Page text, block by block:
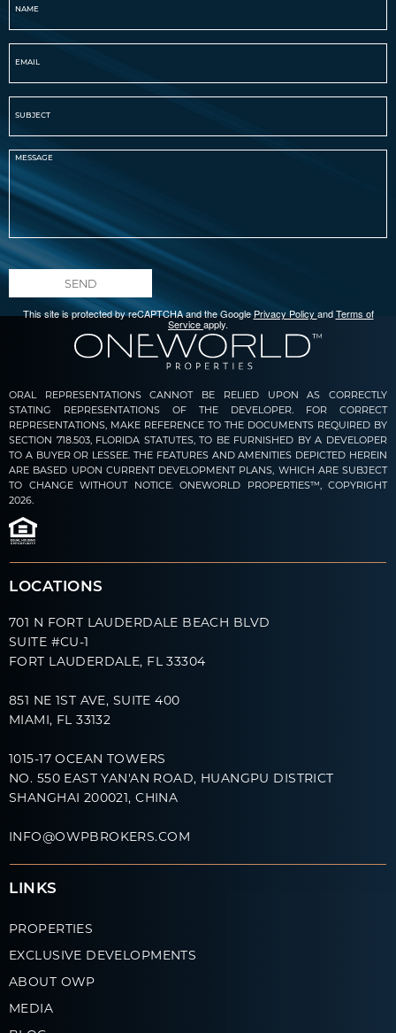
SEND
This site is protected by reCAPTCHA and the Google Privacy PolicyandTerms of
Serviceapply.
ORAL REPRESENTATIONS CANNOT BE RELIED UPON AS CORRECTLY
STATING REPRESENTATIONS OF THE DEVELOPER. FOR CORRECT
REPRESENTATIONS, MAKE REFERENCE TO THE DOCUMENTS REQUIRED BY
SECTION 718.503, FLORIDA STATUTES, TO BE FURNISHED BY A DEVELOPER
TO A BUYER OR LESSEE. THE FEATURES AND AMENITIES DEPICTED HEREIN
ARE BASED UPON CURRENT DEVELOPMENT PLANS, WHICH ARE SUBJECT
TO CHANGE WITHOUT NOTICE. ONEWORLD PROPERTIES™, COPYRIGHT
2026.
LOCATIONS
701 N FORT LAUDERDALE BEACH BLVD
SUITE #CU-1
FORT LAUDERDALE, FL 33304
851 NE 1ST AVE, SUITE 400
MIAMI, FL 33132
1015-17 OCEAN TOWERS
NO. 550 EAST YAN'AN ROAD, HUANGPU DISTRICT
SHANGHAI 200021, CHINA
INFO@OWPBROKERS.COM
LINKS
PROPERTIES
EXCLUSIVE DEVELOPMENTS
ABOUT OWP
MEDIA